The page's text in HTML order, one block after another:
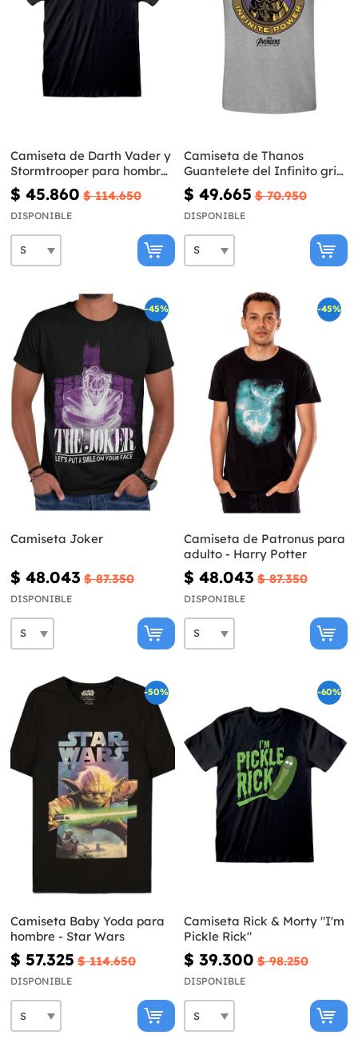
Camiseta de Darth Vader y
Stormtrooper para hombre
- Star Wars
$ 45.860 $ 114.650
DISPONIBLE
Camiseta de Thanos
Guantelete del Infinito gris-
Vengadores Infinity War
$ 49.665 $ 70.950
DISPONIBLE
-45%
Camiseta Joker
$ 48.043 $ 87.350
DISPONIBLE
-45%
Camiseta de Patronus para
adulto - Harry Potter
$ 48.043 $ 87.350
DISPONIBLE
-50%
Camiseta Baby Yoda para
hombre - Star Wars
$ 57.325 $ 114.650
DISPONIBLE
-60%
Camiseta Rick & Morty "I'm
Pickle Rick"
$ 39.300 $ 98.250
DISPONIBLE